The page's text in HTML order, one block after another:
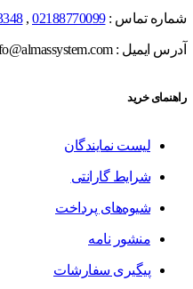
شماره تماس :02188770099
,
آدرس ایمیل : info@almassystem.com
راهنمای خرید
لیست نمایندگان
شرایط گارانتی
شیوه‌های پرداخت
منشور نامه
پیگیری سفارشات